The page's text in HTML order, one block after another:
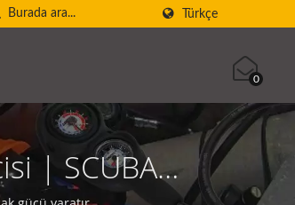
Türkçe
0
| SCUBA